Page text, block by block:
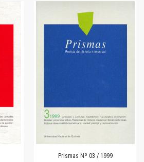
Prismas Nº 03 / 1999